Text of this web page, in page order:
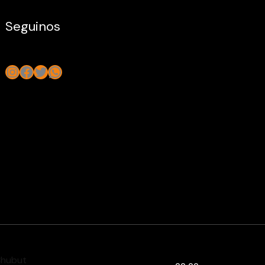
Seguinos
Instagram
Facebook
Twitter
WhatsApp